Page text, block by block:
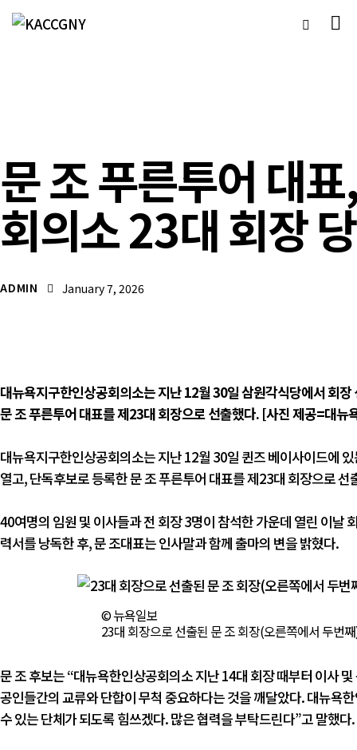
문 조 푸른투어 대
회의소 23대 회장
ADMIN January 7, 2026
대뉴욕지구한인상공회의소는 지난 12월 30일 삼원각식당에서 회
문 조 푸른투어 대표를 제23대 회장으로 선출했다. [사진 제공=대뉴
대뉴욕지구한인상공회의소는 지난 12월 30일 퀸즈 베이사이드에
열고, 단독후보로 등록한 문 조 푸른투어 대표를 제23대 회장으로 선
40여명의 임원 및 이사들과 전 회장 3명이 참석한 가운데 열린 이날
력서를 낭독한 후, 문 조대표는 인사말과 함께 출마의 변을 밝혔다.
© 뉴욕일보
23대 회장으로 선출된 문 조 회장(오른쪽에서 두번
문 조 후보는 “대뉴욕한인상공회의소 지난 14대 회장 때부터 이사
공인들간의 교류와 단합이 무척 중요하다는 것을 깨달았다. 대뉴욕
수 있는 단체가 되도록 힘쓰겠다. 많은 협력을 부탁드린다”고 말했다.